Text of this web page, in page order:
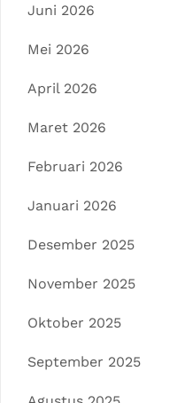
Juni 2026
Mei 2026
April 2026
Maret 2026
Februari 2026
Januari 2026
Desember 2025
November 2025
Oktober 2025
September 2025